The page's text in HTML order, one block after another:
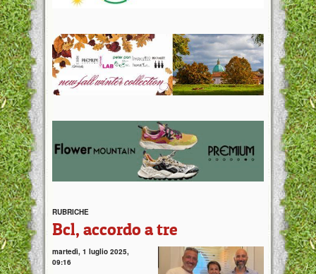
RUBRICHE
Bcl, accordo a tre
martedì, 1 luglio 2025,
09:16